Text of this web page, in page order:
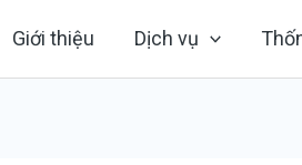
Giới thiệu Dịch vụ